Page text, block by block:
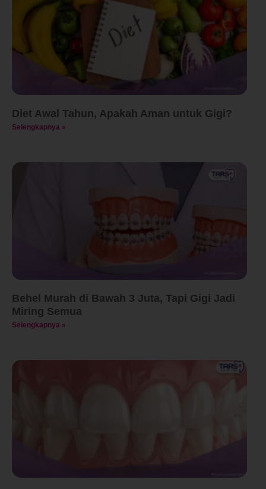
Diet Awal Tahun, Apakah Aman untuk Gigi?
Selengkapnya »
Behel Murah di Bawah 3 Juta, Tapi Gigi Jadi
Miring Semua
Selengkapnya »